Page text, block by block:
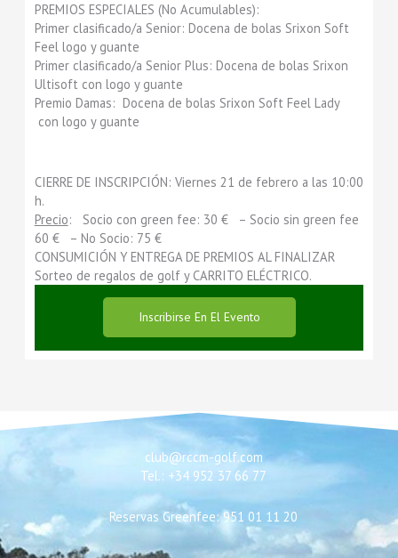
PREMIOS ESPECIALES (No Acumulables):
Primer clasificado/a Senior: Docena de bolas Srixon Soft
Feel logo y guante
Primer clasificado/a Senior Plus: Docena de bolas Srixon
Ultisoft con logo y guante
Premio Damas: Docena de bolas Srixon Soft Feel Lady
con logo y guante
CIERRE DE INSCRIPCIÓN: Viernes 21 de febrero a las 10:00
h.
Precio: Socio con green fee: 30 € – Socio sin green fee
60 € – No Socio: 75 €
CONSUMICIÓN Y ENTREGA DE PREMIOS AL FINALIZAR
Sorteo de regalos de golf y CARRITO ELÉCTRICO.
Inscribirse En El Evento
club@rccm-golf.com
Tel.: +34 952 37 66 77
Reservas Greenfee: 951 01 11 20